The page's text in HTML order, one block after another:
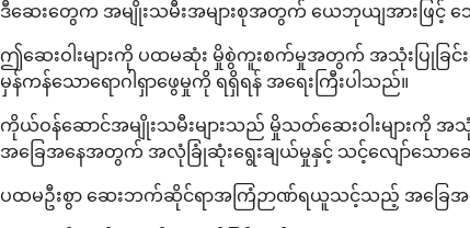
ဒီဆေးတွေက အမျိုးသမီးအများစုအတွက် ယေဘုယျအားဖြ
ဤဆေးဝါးများကို ပထမဆုံး မှိုစွဲကူးစက်မှုအတွက် အသုံးပြုခြင်း
မှန်ကန်သောရောဂါရှာဖွေမှုကို ရရှိရန် အရေးကြီးပါသည်။
ကိုယ်ဝန်ဆောင်အမျိုးသမီးများသည် မှိုသတ်ဆေးဝါးများ
အခြေအနေအတွက် အလုံခြုံဆုံးရွေးချယ်မှုနှင့် သင့်လျော်သော
ပထမဦးစွာ ဆေးဘက်ဆိုင်ရာအကြံဉာဏ်ရယူသင့်သည့် အခြေအန